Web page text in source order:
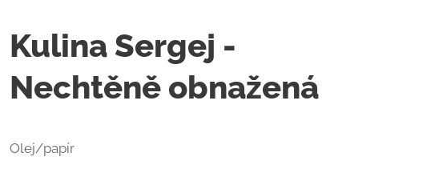
Kulina Sergej -
Nechtěně obnažená
Olej/papír